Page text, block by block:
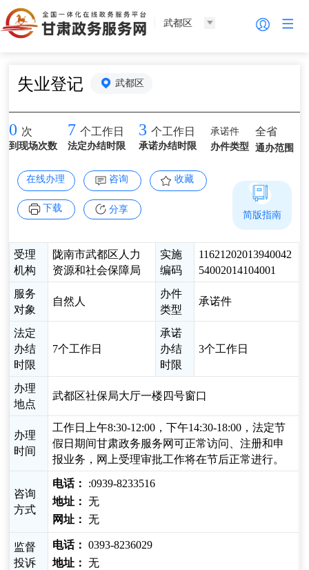
武都区
失业登记 武都区
0 次
到现场次数
7 个工作日
法定办结时限
3 个工作日
承诺办结时限
承诺件
办件类型
全省
通办范围
在线办理 咨询 收藏
下载 分享
受理
机构
陇南市武都区人力
资源和社会保障局
实施
编码
11621202013940042
54002014104001
服务
对象
自然人
办件
类型
承诺件
法定
办结
时限
7个工作日
承诺
办结
时限
3个工作日
办理
地点
武都区社保局大厅一楼四号窗口
办理
时间
工作日上午8:30-12:00，下午14:30-18:00，法定节
假日期间甘肃政务服务网可正常访问、注册和申
报业务，网上受理审批工作将在节后正常进行。
咨询
方式
电话：
:0939-8233516
地址： 无
网址： 无
监督
投诉
电话： 0393-8236029
地址： 无
简版指南